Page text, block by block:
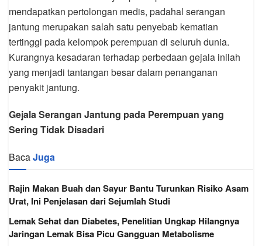
mendapatkan pertolongan medis, padahal serangan
jantung merupakan salah satu penyebab kematian
tertinggi pada kelompok perempuan di seluruh dunia.
Kurangnya kesadaran terhadap perbedaan gejala inilah
yang menjadi tantangan besar dalam penanganan
penyakit jantung.
Gejala Serangan Jantung pada Perempuan yang
Sering Tidak Disadari
BacaJuga
Rajin Makan Buah dan Sayur Bantu Turunkan Risiko Asam
Urat, Ini Penjelasan dari Sejumlah Studi
Lemak Sehat dan Diabetes, Penelitian Ungkap Hilangnya
Jaringan Lemak Bisa Picu Gangguan Metabolisme